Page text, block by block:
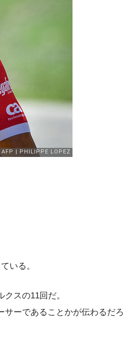
いる。
スの11回だ。
サーであることかが伝わるだろ